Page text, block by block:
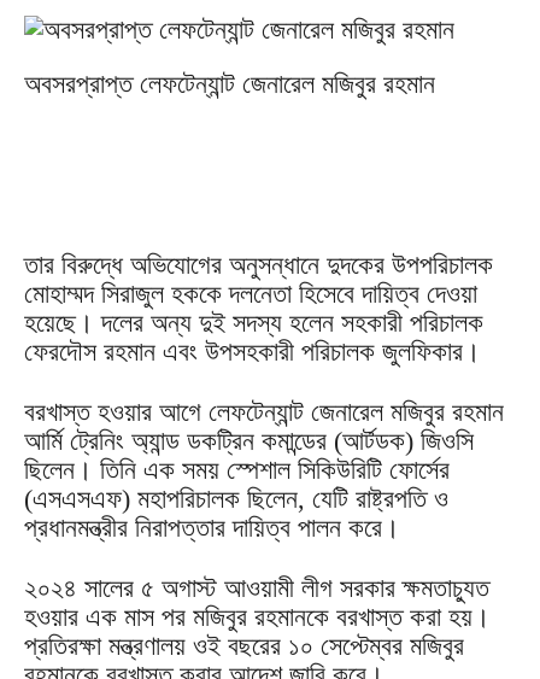
অবসরপ্রাপ্ত লেফটেন্যান্ট জেনারেল মজিবুর রহমান
তার বিরুদ্ধে অভিযোগের অনুসন্ধানে দুদকের উপপরিচালক
মোহাম্মদ সিরাজুল হককে দলনেতা হিসেবে দায়িত্ব দেওয়া
হয়েছে। দলের অন্য দুই সদস্য হলেন সহকারী পরিচালক
ফেরদৌস রহমান এবং উপসহকারী পরিচালক জুলফিকার।
বরখাস্ত হওয়ার আগে লেফটেন্যান্ট জেনারেল মজিবুর রহমান
আর্মি ট্রেনিং অ্যান্ড ডকট্রিন কমান্ডের (আর্টডক) জিওসি
ছিলেন। তিনি এক সময় স্পেশাল সিকিউরিটি ফোর্সের
(এসএসএফ) মহাপরিচালক ছিলেন, যেটি রাষ্ট্রপতি ও
প্রধানমন্ত্রীর নিরাপত্তার দায়িত্ব পালন করে।
২০২৪ সালের ৫ অগাস্ট আওয়ামী লীগ সরকার ক্ষমতাচ্যুত
হওয়ার এক মাস পর মজিবুর রহমানকে বরখাস্ত করা হয়।
প্রতিরক্ষা মন্ত্রণালয় ওই বছরের ১০ সেপ্টেম্বর মজিবুর